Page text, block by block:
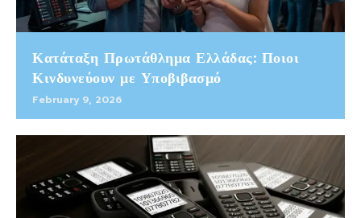
Κατάταξη Πρωτάθλημα Ελλάδας: Ποιοι
Κινδυνεύουν με Υποβιβασμό
February 9, 2026